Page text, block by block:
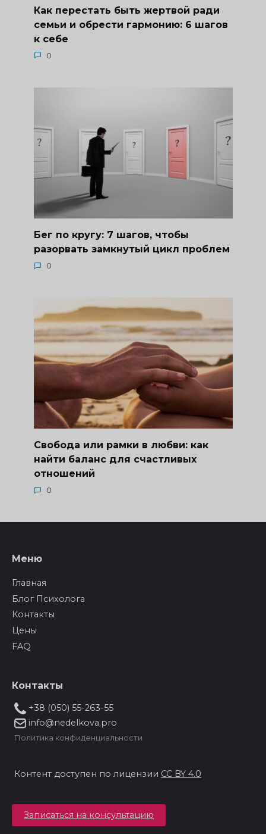
Как перестать быть жертвой ради
семьи и обрести гармонию: 6 шагов
к себе
0
Бег по кругу: 7 шагов, чтобы
разорвать замкнутый цикл проблем
0
Свобода или рамки в любви: как
найти баланс для счастливых
отношений
0
Меню
Главная
Блог Психолога
Контакты
Цены
FAQ
Контакты
+38 (050) 55-263-55
info@nedelkova.pro
Политика конфиденциальности
Контент доступен по лицензии CC BY 4.0
Записаться на консультацию